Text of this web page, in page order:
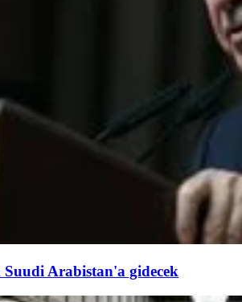
Arabistan'a gidecek